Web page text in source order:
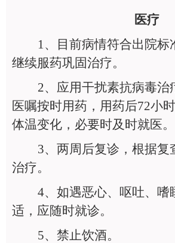
医疗
1、目前病情符合出院标
继续服药巩固治疗。
2、应用干扰素抗病毒治
医嘱按时用药，用药后72小
体温变化，必要时及时就医。
3、两周后复诊，根据复
治疗。
4、如遇恶心、呕吐、嗜
适，应随时就诊。
5、禁止饮酒。